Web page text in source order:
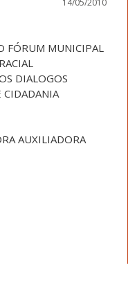
FÓRUM MUNICIPAL
DIALOGOS
CIDADANIA
AUXILIADORA